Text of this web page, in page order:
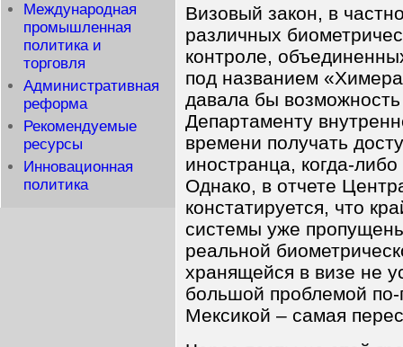
Международная
промышленная
политика и
торговля
Административная
реформа
Рекомендуемые
ресурсы
Инновационная
политика
Визовый закон, в
различных
контроле,
под названием
давала бы
Департаменту
времени получать
иностранца, когда-
Однако, в отчете
констатируется, что
системы уже
реальной
хранящейся в визе не
большой проблемой по-
Мексикой – самая